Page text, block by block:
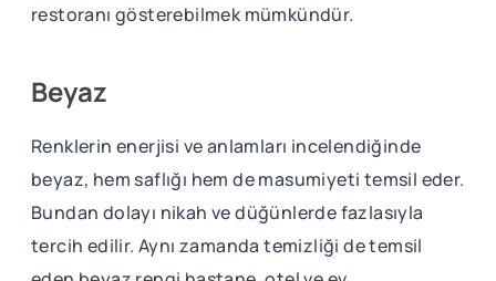
restoranı gösterebilmek mümkündür.
Beyaz
Renklerin enerjisi ve anlamları incelendiğinde
beyaz, hem saflığı hem de masumiyeti temsil eder.
Bundan dolayı nikah ve düğünlerde fazlasıyla
tercih edilir. Aynı zamanda temizliği de temsil